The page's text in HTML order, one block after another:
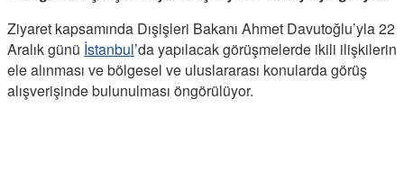
Ziyaret kapsamında Dışişleri Bakanı Ahmet Davutoğlu’yla 22
Aralık günü İstanbul’da yapılacak görüşmelerde ikili ilişkilerin
ele alınması ve bölgesel ve uluslararası konularda görüş
alışverişinde bulunulması öngörülüyor.